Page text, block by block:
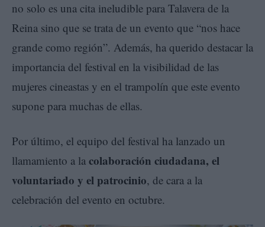
no solo es una cita ineludible para Talavera de la
Reina sino que se trata de un evento que “nos hace
grande como región”. Además, ha querido destacar la
importancia del festival en la visibilidad de las
mujeres cineastas y en el trampolín que este evento
supone para muchas de ellas.
Por último, el equipo del festival ha lanzado un
llamamiento a la colaboración ciudadana, el
voluntariado y el patrocinio, de cara a la
celebración del evento en octubre.